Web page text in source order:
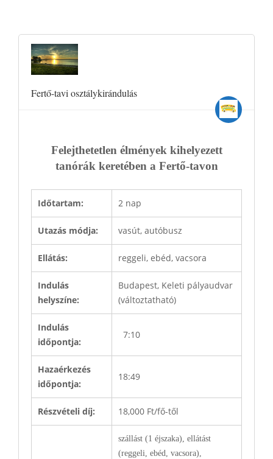
Fertő-tavi osztálykirándulás
Felejthetetlen élmények kihelyezett
tanórák keretében a Fertő-tavon
Időtartam: 2 nap
Utazás módja: vasút, autóbusz
Ellátás: reggeli, ebéd, vacsora
Indulás
helyszíne:
Budapest, Keleti pályaudvar
(változtatható)
Indulás
időpontja:
7:10
Hazaérkezés
időpontja:
18:49
Részvételi díj: 18,000 Ft/fő-től
szállást (1 éjszaka), ellátást
(reggeli, ebéd, vacsora),